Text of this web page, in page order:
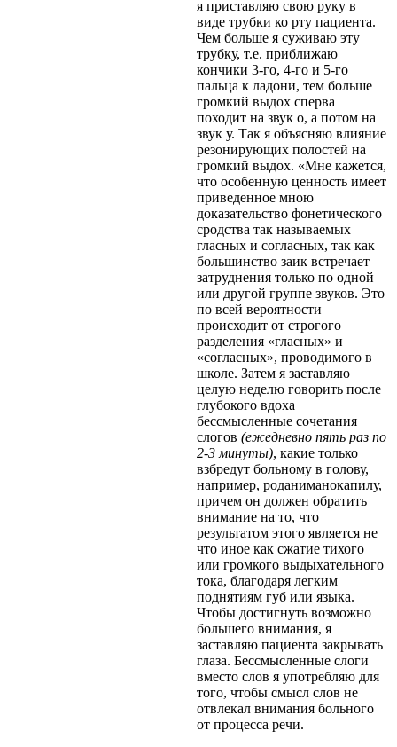
я приставляю свою руку в
виде трубки ко рту пациента.
Чем больше я суживаю эту
трубку, т.е. приближаю
кончики 3-го, 4-го и 5-го
пальца к ладони, тем больше
громкий выдох сперва
походит на звук о, а потом на
звук у. Так я объясняю влияние
резонирующих полостей на
громкий выдох. «Мне кажется,
что особенную ценность имеет
приведенное мною
доказательство фонетического
сродства так называемых
гласных и согласных, так как
большинство заик встречает
затруднения только по одной
или другой группе звуков. Это
по всей вероятности
происходит от строгого
разделения «гласных» и
«согласных», проводимого в
школе. Затем я заставляю
целую неделю говорить после
глубокого вдоха
бессмысленные сочетания
слогов (ежедневно пять раз по
2-3 минуты), какие только
взбредут больному в голову,
например, роданиманокапилу,
причем он должен обратить
внимание на то, что
результатом этого является не
что иное как сжатие тихого
или громкого выдыхательного
тока, благодаря легким
поднятиям губ или языка.
Чтобы достигнуть возможно
большего внимания, я
заставляю пациента закрывать
глаза. Бессмысленные слоги
вместо слов я употребляю для
того, чтобы смысл слов не
отвлекал внимания больного
от процесса речи.